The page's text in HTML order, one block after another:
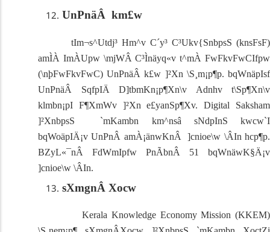
UnPnäÂ km£w
tIm¬s^Utdj³ Hm^v C´y³ C³Ukv{SnbpsS (knsFsF)
amÌÀ ImÀUpw \mjWÂ C³Ìnäyq«v t^mÀ FwFkvFwCIfpw
(\nþFwFkvFwC) UnPnäÂ k£w ]²Xn \S¸m¡p¶p. bqWnäpIsf
UnPnäÂ SqfpIÄ D]tbmKn¡p¶Xn\v Adnhv t\Sp¶Xn\v
klmbn¡pI F¶XmWv ]²Xn e£yanSp¶Xv.Digital Saksham
]²XnbpsS `mKambn km^nsâ sNdpInS kwcw`I
bqWoäpIÄ¡v UnPnÂ amÀ¡änwKnÂ ]cnioe\w \ÂIn hcp¶p.
BZyL«¯nÂ FdWmIpfw PnÃbnÂ 51
bqWnäwK§Ä¡v
]cnioe\w \ÂIn.
sXmgnÂ Xocw
Kerala Knowledge Economy Mission (KKEM)